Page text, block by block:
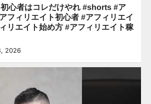
心者はコレだけやれ #shorts #ア
フィリエイト初心者 #アフィリエイ
リエイト始め方 #アフィリエイト稼
2026